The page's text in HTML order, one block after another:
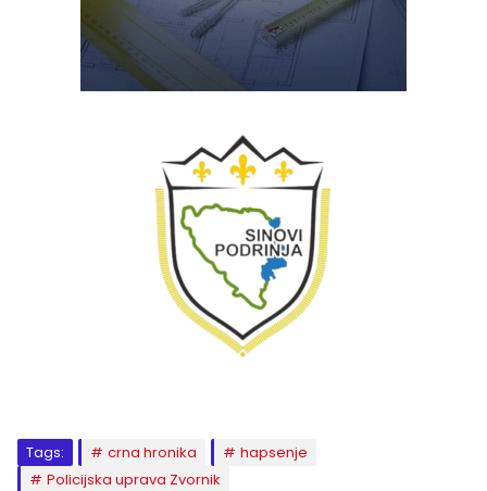
Tags: crna hronika
hapsenje
Policijska uprava Zvornik